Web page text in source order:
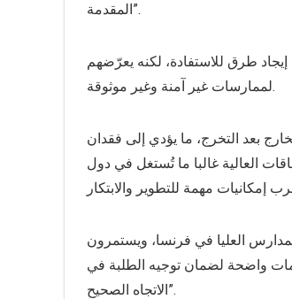
المقدمة”.
طرق للاستفادة، لكنه يعرّضهم
لممارسات غير آمنة وغير موثوقة.
بعد التخرج، ما يؤدي إلى فقدان
العالية غالبا ما تُستغل في دول
العليا في فرنسا، ويستمرون
واضحة لضمان توجيه الطلبة في
الاتجاه الصحيح”.